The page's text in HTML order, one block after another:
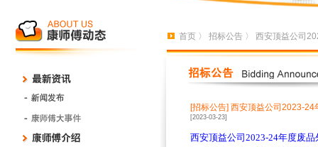
首页 〉 招标公告 〉 西安顶益公司
[招标公告] 西安顶益公司2023-24
[2023-03-23]
西安顶益公司 2023-24年度废品